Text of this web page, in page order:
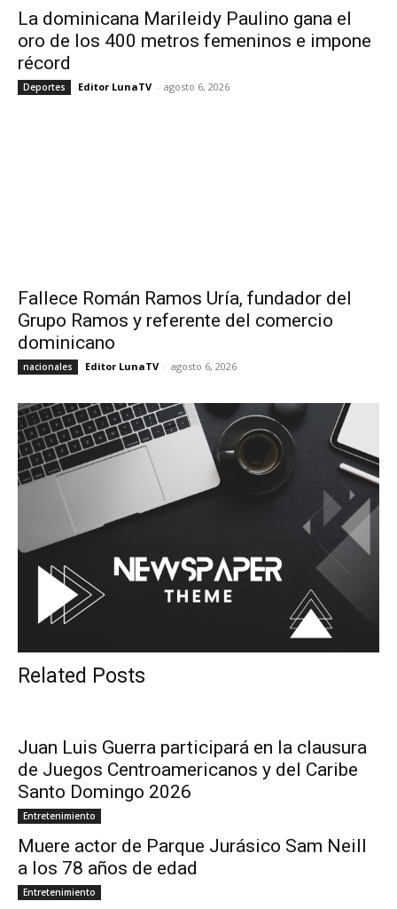
La dominicana Marileidy Paulino gana el
oro de los 400 metros femeninos e impone
récord
Deportes Editor LunaTV - agosto 6, 2026
Fallece Román Ramos Uría, fundador del
Grupo Ramos y referente del comercio
dominicano
nacionales Editor LunaTV - agosto 6, 2026
Related Posts
Juan Luis Guerra participará en la clausura
de Juegos Centroamericanos y del Caribe
Santo Domingo 2026
Entretenimiento
Muere actor de Parque Jurásico Sam Neill
a los 78 años de edad
Entretenimiento